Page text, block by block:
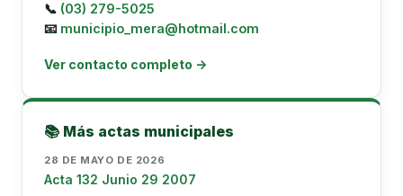
📞 (03) 279-5025
📧 municipio_mera@hotmail.com
Ver contacto completo →
📚 Más actas municipales
28 DE MAYO DE 2026
Acta 132 Junio 29 2007